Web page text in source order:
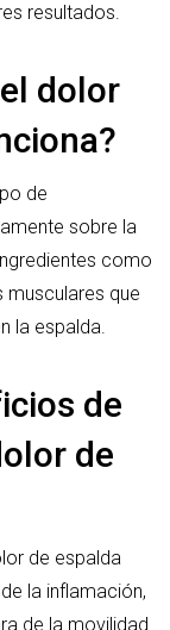
resultados.
dolor
de
sobre la
como
musculares que
la espalda.
de
de
de espalda
la inflamación,
de la movilidad